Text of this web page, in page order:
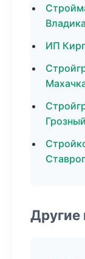
ИП
Грозный
Другие